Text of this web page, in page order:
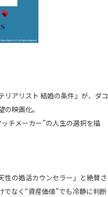
アリスト 結婚の条件』が、ダコ
映画化。
チメーカー”の人生の選択を描
性の婚活カウンセラー」と絶賛さ
でなく“資産価値”でも冷静に判断